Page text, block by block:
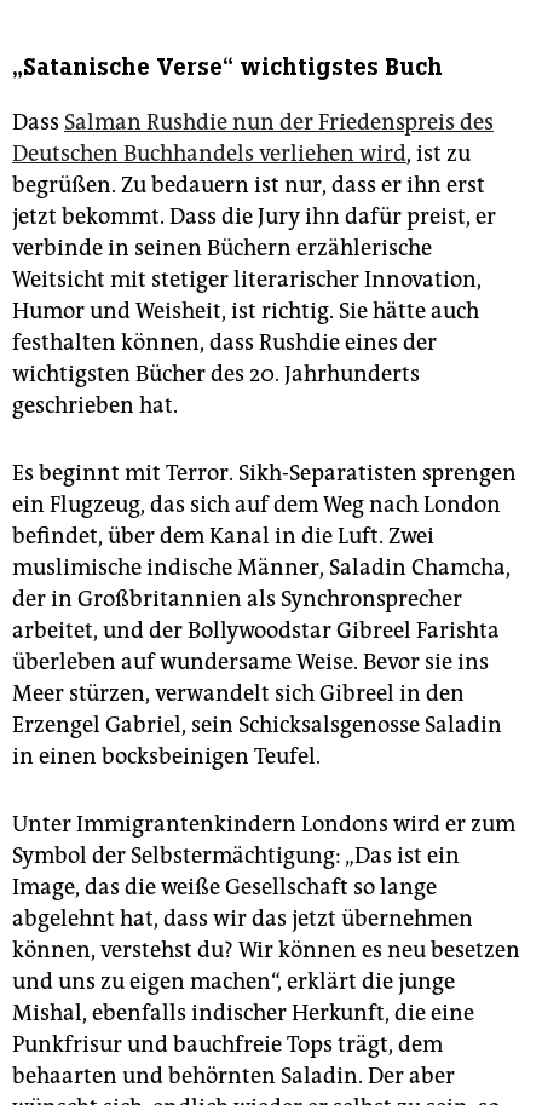
„Satanische Verse“ wichtigstes Buch
Dass Salman Rushdie nun der Friedenspreis des
Deutschen Buchhandels verliehen wird, ist zu
begrüßen. Zu bedauern ist nur, dass er ihn erst
jetzt bekommt. Dass die Jury ihn dafür preist, er
verbinde in seinen Büchern erzählerische
Weitsicht mit stetiger literarischer Innovation,
Humor und Weisheit, ist richtig. Sie hätte auch
festhalten können, dass Rushdie eines der
wichtigsten Bücher des 20. Jahrhunderts
geschrieben hat.
Es beginnt mit Terror. Sikh-Separatisten sprengen
ein Flugzeug, das sich auf dem Weg nach London
befindet, über dem Kanal in die Luft. Zwei
muslimische indische Männer, Saladin Chamcha,
der in Großbritannien als Synchronsprecher
arbeitet, und der Bollywoodstar Gibreel Farishta
überleben auf wundersame Weise. Bevor sie ins
Meer stürzen, verwandelt sich Gibreel in den
Erzengel Gabriel, sein Schicksalsgenosse Saladin
in einen bocksbeinigen Teufel.
Unter Immigrantenkindern Londons wird er zum
Symbol der Selbstermächtigung: „Das ist ein
Image, das die weiße Gesellschaft so lange
abgelehnt hat, dass wir das jetzt übernehmen
können, verstehst du? Wir können es neu besetzen
und uns zu eigen machen“, erklärt die junge
Mishal, ebenfalls indischer Herkunft, die eine
Punkfrisur und bauchfreie Tops trägt, dem
behaarten und behörnten Saladin. Der aber